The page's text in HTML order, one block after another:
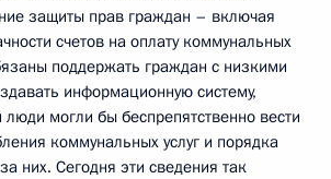
защиты прав граждан – включая
счетов на оплату коммунальных
поддержать граждан с низкими
информационную систему,
люди могли бы беспрепятственно вести
коммунальных услуг и порядка
них. Сегодня эти сведения так